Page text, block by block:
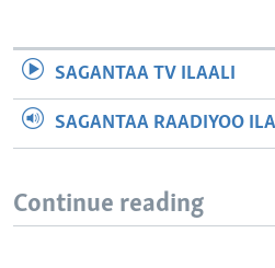
SAGANTAA TV ILAALI
SAGANTAA RAADIYOO
Continue reading